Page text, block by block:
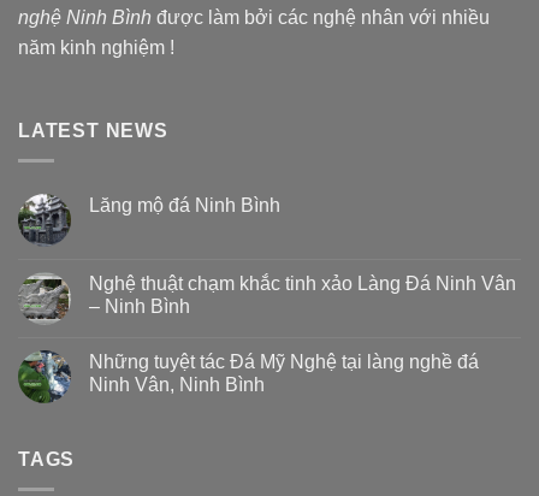
nghệ Ninh Bình được làm bởi các nghệ nhân với nhiều
năm kinh nghiệm !
LATEST NEWS
Lăng mộ đá Ninh Bình
Nghệ thuật chạm khắc tinh xảo Làng Đá Ninh Vân
– Ninh Bình
Những tuyệt tác Đá Mỹ Nghệ tại làng nghề đá
Ninh Vân, Ninh Bình
TAGS